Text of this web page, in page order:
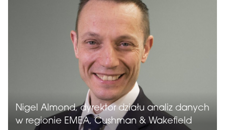
Nigel Almond, dyrektor działu analiz danych
w regionie EMEA, Cushman & Wakefield